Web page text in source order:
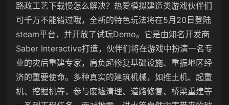
路政工艺下载慢怎么解决？热爱模拟建造类游戏伙伴们
可千万不能错过哦，全新的特色玩法将在5月20日登陆
steam平台，并开放了试玩Demo。它是由知名开发商
Saber Interactive打造，伙伴们将在游戏中扮演一名专
业的灾后重建专家，肩负起修复基础设施、重振地区经
济的重要使命。多种真实的建筑机械，如推土机、起重
机、挖掘机等，参与废墟清理、道路修复、桥梁重建等